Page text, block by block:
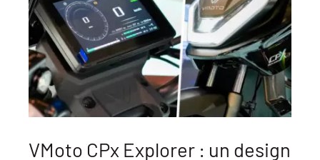
VMoto CPx Explorer : un design